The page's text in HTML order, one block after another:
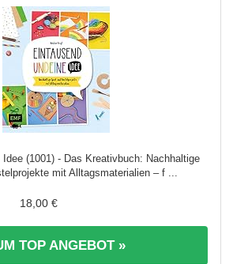
Idee (1001) - Das Kreativbuch: Nachhaltige
mit Alltagsmaterialien – f ...
18,00 €
TOP ANGEBOT »